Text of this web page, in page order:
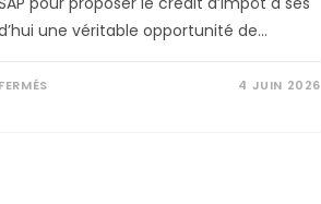
une véritable opportunité de…
4 JUIN 2026